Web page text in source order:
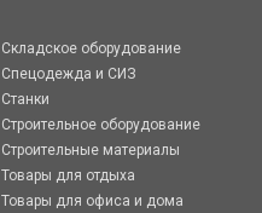
Складское оборудование
Спецодежда и СИЗ
Станки
Строительное оборудование
Строительные материалы
Товары для отдыха
Товары для офиса и дома